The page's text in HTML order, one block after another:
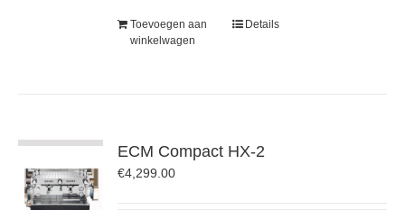
Toevoegen aan
winkelwagen
Details
ECM Compact HX-2
€4,299.00